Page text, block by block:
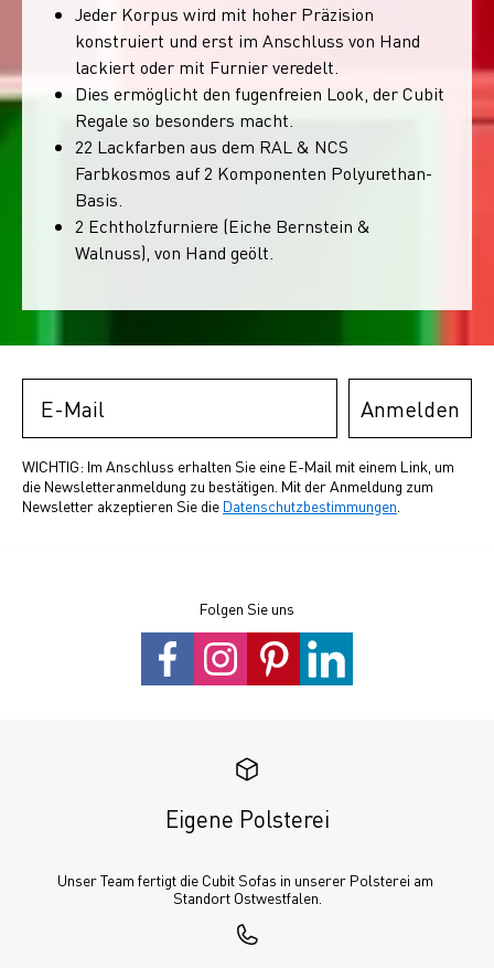
Jeder Korpus wird mit hoher Präzision
konstruiert und erst im Anschluss von Hand
lackiert oder mit Furnier veredelt.
Dies ermöglicht den fugenfreien Look, der Cubit
Regale so besonders macht.
22 Lackfarben aus dem RAL & NCS
Farbkosmos auf 2 Komponenten Polyurethan-
Basis.
2 Echtholzfurniere (Eiche Bernstein &
Walnuss), von Hand geölt.
Anmelden
WICHTIG: Im Anschluss erhalten Sie eine E-Mail mit einem Link, um
die Newsletteranmeldung zu bestätigen. Mit der Anmeldung zum
Newsletter akzeptieren Sie die Datenschutzbestimmungen
Folgen Sie uns
Eigene Polsterei
Unser Team fertigt die Cubit Sofas in unserer Polsterei am
Standort Ostwestfalen.